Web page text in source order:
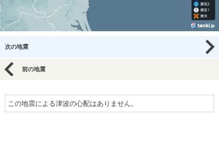
次の地震
前の地震
この地震による津波の心配はありません。